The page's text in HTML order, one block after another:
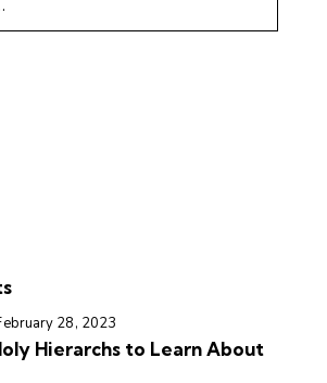
28, 2023
Hierarchs to Learn About